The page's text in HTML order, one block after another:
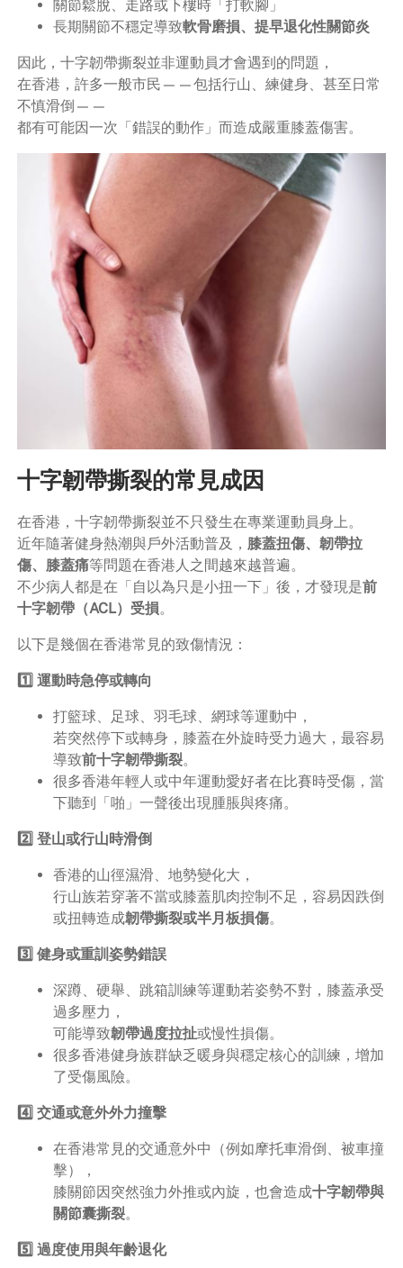
關節鬆脫、走路或下樓時「打軟腳」
長期關節不穩定導致軟骨磨損、提早退化性關節炎
因此，十字韌帶撕裂並非運動員才會遇到的問題，
在香港，許多一般市民——包括行山、練健身、甚至日常
不慎滑倒——
都有可能因一次「錯誤的動作」而造成嚴重膝蓋傷害。
十字韌帶撕裂的常見成因
在香港，十字韌帶撕裂並不只發生在專業運動員身上。
近年隨著健身熱潮與戶外活動普及， 膝蓋扭傷、韌帶拉
傷、膝蓋痛等問題在香港人之間越來越普遍。
不少病人都是在「自以為只是小扭一下」後，才發現是前
十字韌帶（ACL）受損。
以下是幾個在香港常見的致傷情況：
1️⃣ 運動時急停或轉向
打籃球、足球、羽毛球、網球等運動中，
若突然停下或轉身，膝蓋在外旋時受力過大，最容易
導致前十字韌帶撕裂。
很多香港年輕人或中年運動愛好者在比賽時受傷，當
下聽到「啪」一聲後出現腫脹與疼痛。
2️⃣ 登山或行山時滑倒
香港的山徑濕滑、地勢變化大，
行山族若穿著不當或膝蓋肌肉控制不足，容易因跌倒
或扭轉造成韌帶撕裂或半月板損傷。
3️⃣ 健身或重訓姿勢錯誤
深蹲、硬舉、跳箱訓練等運動若姿勢不對，膝蓋承受
過多壓力，
可能導致韌帶過度拉扯或慢性損傷。
很多香港健身族群缺乏暖身與穩定核心的訓練，增加
了受傷風險。
4️⃣ 交通或意外外力撞擊
在香港常見的交通意外中（例如摩托車滑倒、被車撞
擊），
膝關節因突然強力外推或內旋，也會造成十字韌帶與
關節囊撕裂。
5️⃣ 過度使用與年齡退化